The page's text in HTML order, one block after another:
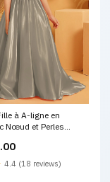
à A-ligne en
Nœud et Perles
4.4 (18 reviews)